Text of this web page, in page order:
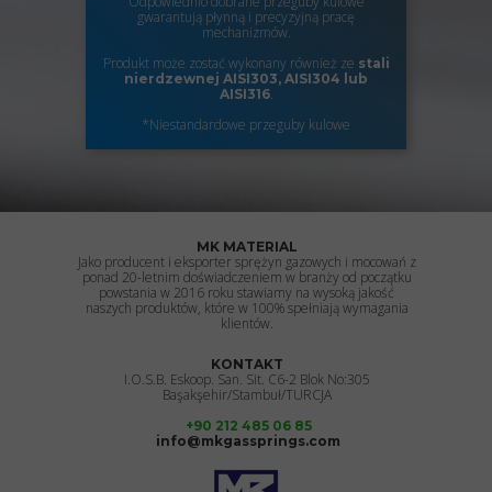
gwarantują płynną i precyzyjną pracę
mechanizmów.
Produkt może zostać wykonany również ze stali
nierdzewnej AISI303, AISI304 lub
AISI316.
*Niestandardowe przeguby kulowe
KONTAKT
I.O.S.B. Eskoop. San. Sit. C6-2 Blok No:305
Başakşehir/Stambuł/TURCJA
+90 212 485 06 85
info@mkgassprings.com
MK MATERIAL
Jako producent i eksporter sprężyn gazowych i mocowań z
ponad 20-letnim doświadczeniem w branży od początku
powstania w 2016 roku stawiamy na wysoką jakość
naszych produktów, które w 100% spełniają wymagania
klientów.